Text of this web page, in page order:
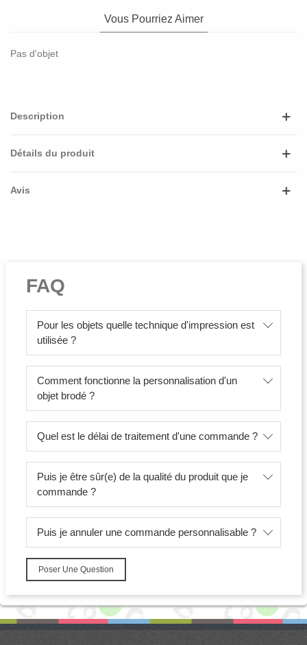
Vous Pourriez Aimer
Pas d'objet
Description
Détails du produit
Avis
FAQ
Pour les objets quelle technique d'impression est
utilisée ?
Comment fonctionne la personnalisation d'un
objet brodé ?
Quel est le délai de traitement d'une commande ?
Puis je être sûr(e) de la qualité du produit que je
commande ?
Puis je annuler une commande personnalisable ?
Poser Une Question